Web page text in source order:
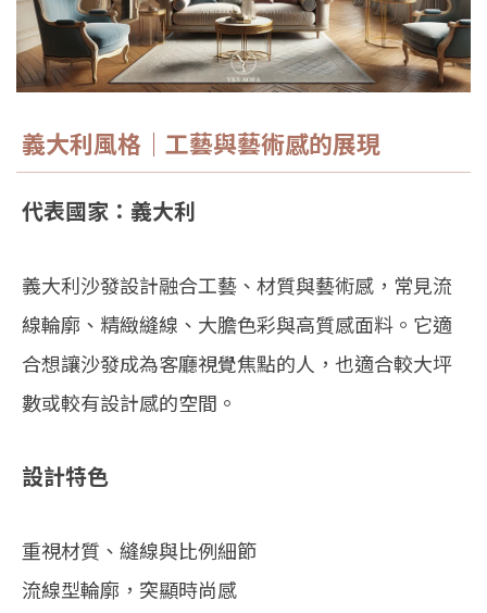
義大利風格｜工藝與藝術感的展現
代表國家：義大利
義大利沙發設計融合工藝、材質與藝術感，常見流
線輪廓、精緻縫線、大膽色彩與高質感面料。它適
合想讓沙發成為客廳視覺焦點的人，也適合較大坪
數或較有設計感的空間。
設計特色
重視材質、縫線與比例細節
流線型輪廓，突顯時尚感